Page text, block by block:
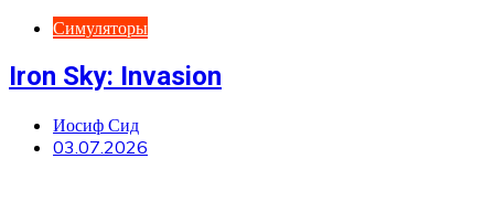
Симуляторы
Iron Sky: Invasion
Иосиф Сид
03.07.2026